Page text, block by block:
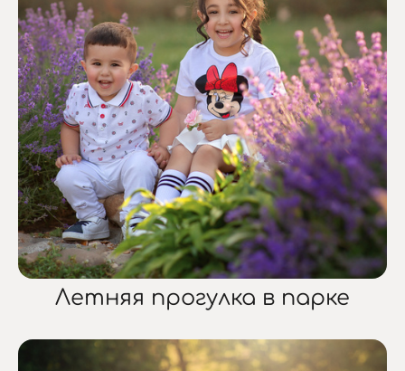
Летняя прогулка в парке